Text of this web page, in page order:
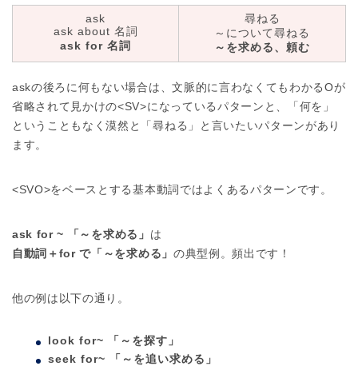
ask
ask about 名詞
ask for 名詞
尋ねる
～について尋ねる
～を求める、頼む
askの後ろに何もない場合は、文脈的に言わなくてもわかるOが
省略されて見かけの<SV>になっているパターンと、「何を」
ということもなく漠然と「尋ねる」と言いたいパターンがあり
ます。
<SVO>をベースとする基本動詞ではよくあるパターンです。
ask for ~ 「～を求める」 は
自動詞＋for で「～を求める」 の典型例。頻出です！
他の例は以下の通り。
look for~ 「～を探す」
seek for~ 「～を追い求める」